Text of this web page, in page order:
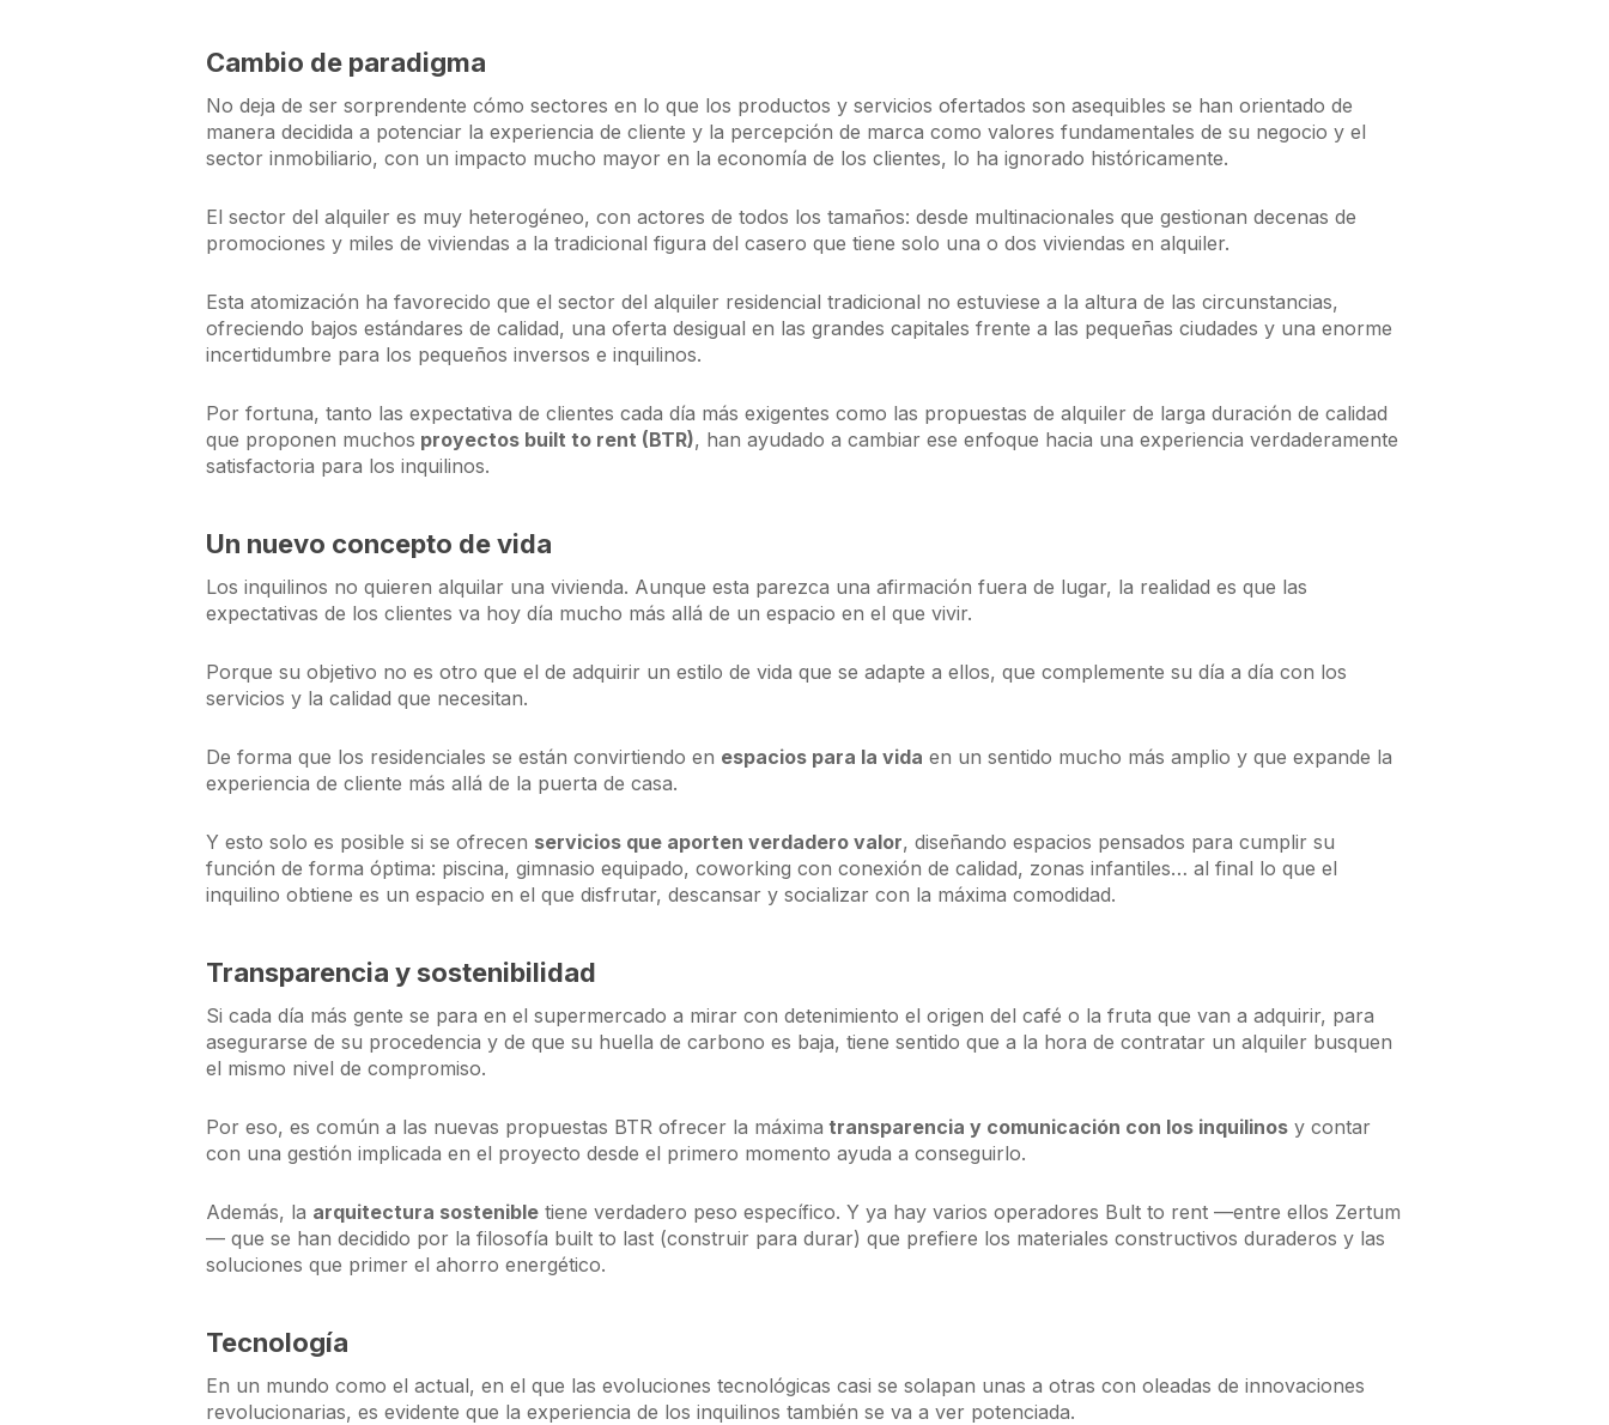
Cambio de paradigma
No deja de ser sorprendente cómo sectores en lo que los productos y servicios ofertados son asequibles se han orientado de
manera decidida a potenciar la experiencia de cliente y la percepción de marca como valores fundamentales de su negocio y el
sector inmobiliario, con un impacto mucho mayor en la economía de los clientes, lo ha ignorado históricamente.
El sector del alquiler es muy heterogéneo, con actores de todos los tamaños: desde multinacionales que gestionan decenas de
promociones y miles de viviendas a la tradicional figura del casero que tiene solo una o dos viviendas en alquiler.
Esta atomización ha favorecido que el sector del alquiler residencial tradicional no estuviese a la altura de las circunstancias,
ofreciendo bajos estándares de calidad, una oferta desigual en las grandes capitales frente a las pequeñas ciudades y una enorme
incertidumbre para los pequeños inversos e inquilinos.
Por fortuna, tanto las expectativa de clientes cada día más exigentes como las propuestas de alquiler de larga duración de calidad
que proponen muchos proyectos built to rent (BTR), han ayudado a cambiar ese enfoque hacia una experiencia verdaderamente
satisfactoria para los inquilinos.
Un nuevo concepto de vida
Los inquilinos no quieren alquilar una vivienda. Aunque esta parezca una afirmación fuera de lugar, la realidad es que las
expectativas de los clientes va hoy día mucho más allá de un espacio en el que vivir.
Porque su objetivo no es otro que el de adquirir un estilo de vida que se adapte a ellos, que complemente su día a día con los
servicios y la calidad que necesitan.
De forma que los residenciales se están convirtiendo en espacios para la vida en un sentido mucho más amplio y que expande la
experiencia de cliente más allá de la puerta de casa.
Y esto solo es posible si se ofrecen servicios que aporten verdadero valor, diseñando espacios pensados para cumplir su
función de forma óptima: piscina, gimnasio equipado, coworking con conexión de calidad, zonas infantiles… al final lo que el
inquilino obtiene es un espacio en el que disfrutar, descansar y socializar con la máxima comodidad.
Transparencia y sostenibilidad
Si cada día más gente se para en el supermercado a mirar con detenimiento el origen del café o la fruta que van a adquirir, para
asegurarse de su procedencia y de que su huella de carbono es baja, tiene sentido que a la hora de contratar un alquiler busquen
el mismo nivel de compromiso.
Por eso, es común a las nuevas propuestas BTR ofrecer la máxima transparencia y comunicación con los inquilinos y contar
con una gestión implicada en el proyecto desde el primero momento ayuda a conseguirlo.
Además, la arquitectura sostenible tiene verdadero peso específico. Y ya hay varios operadores Bult to rent —entre ellos Zertum
— que se han decidido por la filosofía built to last (construir para durar) que prefiere los materiales constructivos duraderos y las
soluciones que primer el ahorro energético.
Tecnología
En un mundo como el actual, en el que las evoluciones tecnológicas casi se solapan unas a otras con oleadas de innovaciones
revolucionarias, es evidente que la experiencia de los inquilinos también se va a ver potenciada.